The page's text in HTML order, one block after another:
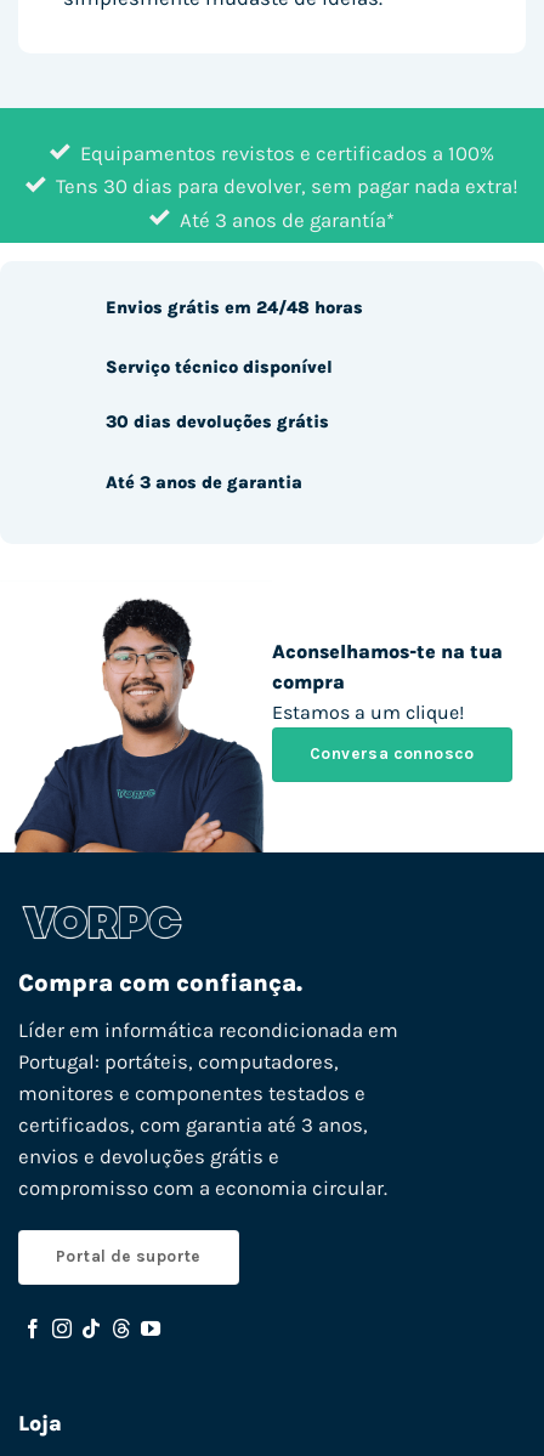
Equipamentos revistos e certificados a 100%
Tens 30 dias para devolver, sem pagar nada extra!
Até 3 anos de garantía*
Aconselhamos-te na tua
compra
Estamos a um clique!
Conversa connosco
Envios grátis em 24/48 horas
Serviço técnico disponível
30 dias devoluções grátis
Até 3 anos de garantia
Compra com confiança.
Líder em informática recondicionada em
Portugal: portáteis, computadores,
monitores e componentes testados e
certificados, com garantia até 3 anos,
envios e devoluções grátis e
compromisso com a economia circular.
Portal de suporte
Loja